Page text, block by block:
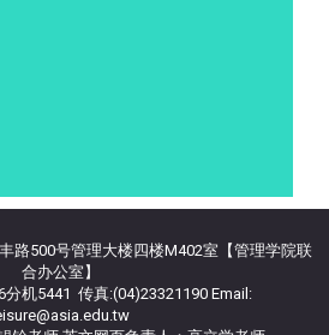
路500号管理大楼四楼M402室【管理学院联
合办公室】
分机5441 传真:(04)23321190 Email: